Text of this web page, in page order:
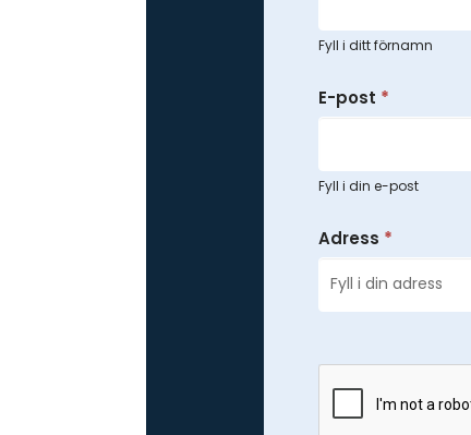
Fyll i ditt förnamn
E-post *
Fyll i din e-post
Adress *